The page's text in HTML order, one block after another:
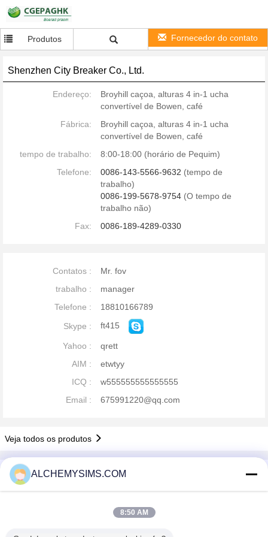
Produtos Fornecedor do contato
Shenzhen City Breaker Co., Ltd.
Endereço:
Broyhill caçoa, alturas 4 in-1 ucha
convertível de Bowen, café
Fábrica:
Broyhill caçoa, alturas 4 in-1 ucha
convertível de Bowen, café
tempo de trabalho:
8:00-18:00 (horário de Pequim)
Telefone:
0086-143-5566-9632 (tempo de
trabalho)
0086-199-5678-9754 (O tempo de
trabalho não)
Fax:
0086-189-4289-0330
Contatos :
Mr. fov
trabalho :
manager
Telefone :
18810166789
Skype :
ft415
Yahoo :
qrett
AIM :
etwtyy
ICQ :
w555555555555555
Email :
675991220@qq.com
Veja todos os produtos
Perfil da companhia
Shenzhen City Breaker Co., Ltd.
ALCHEMYSIMS.COM
8:50 AM